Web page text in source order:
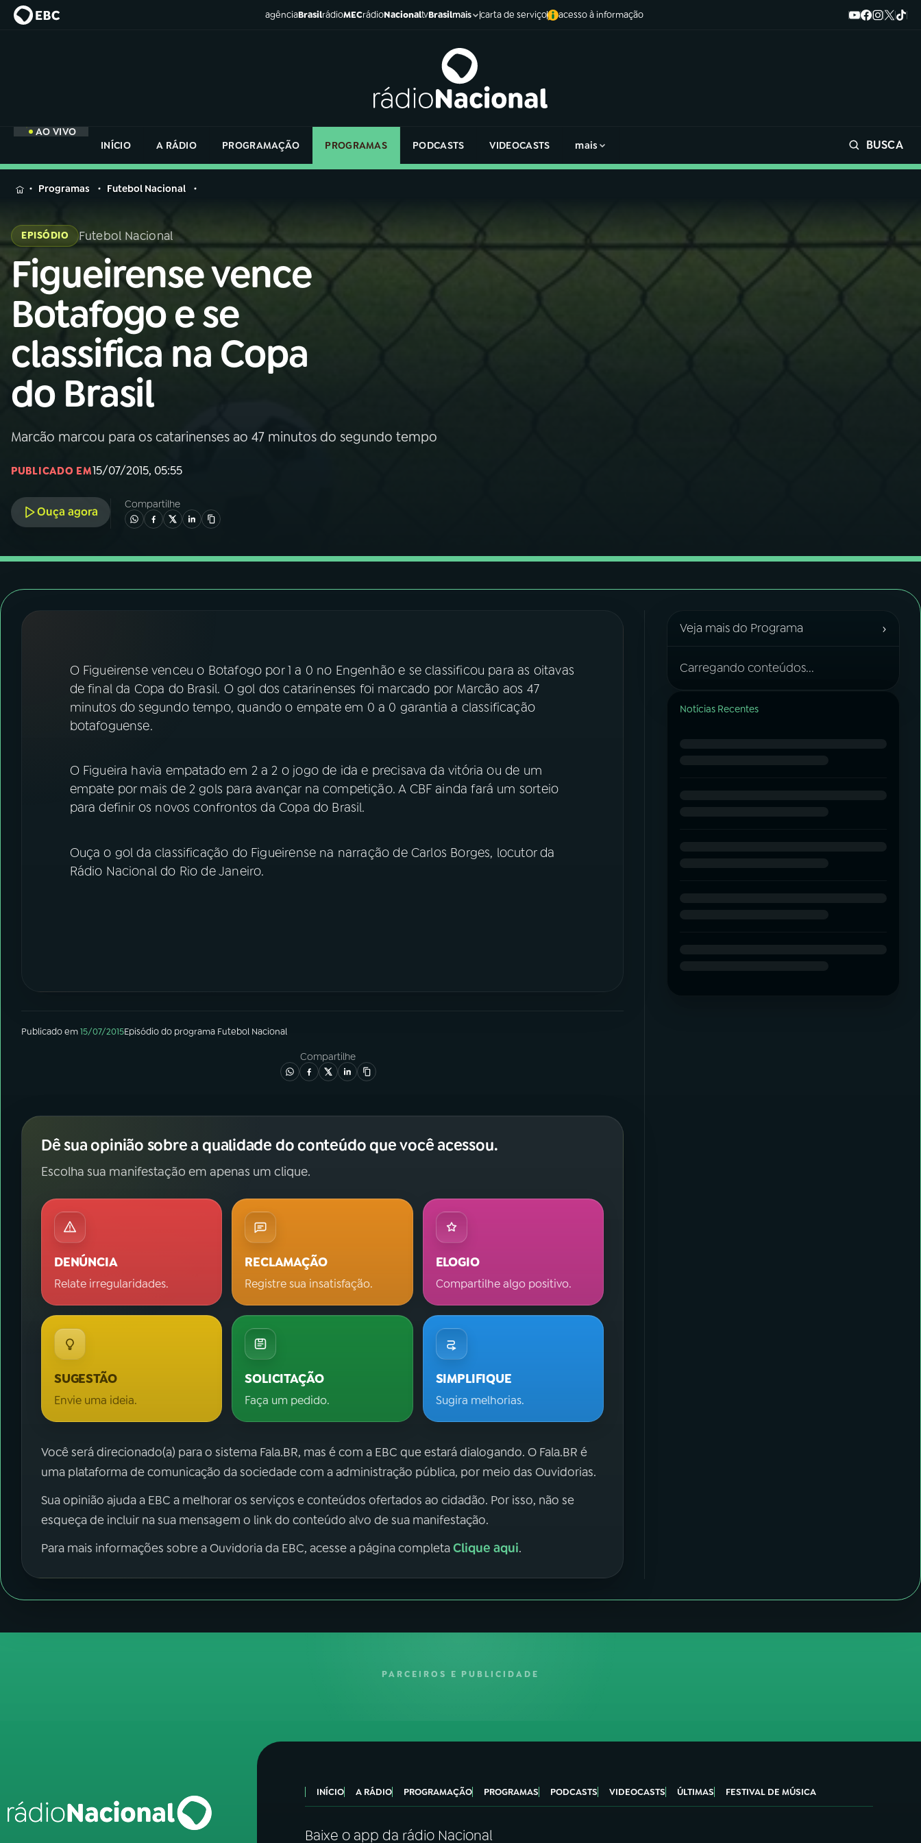
agênciaBrasilrádioMECrádioNacionaltvBrasilmais carta de serviço acesso à informação
AO VIVO
INÍCIO
A RÁDIO PROGRAMAÇÃO PROGRAMAS PODCASTS VIDEOCASTS mais BUSCA
MENU
Buscar
na
Rádio
Nacional
Buscar
01INÍCIO
02A RÁDIO
03PROGRAMAÇÃO
05PODCASTS
FESTIVAL DE MÚSICA
ACOMPANHE A RÁDIO NACIONAL
Instagram X
na
Rádio
Nacional
Programas Futebol Nacional
EPISÓDIO Futebol Nacional
Figueirense vence
Botafogo e se
classifica na Copa
do Brasil
Marcão marcou para os catarinenses ao 47 minutos do segundo tempo
PUBLICADO EM15/07/2015, 05:55
Ouça agora
Compartilhe
O Figueirense venceu o Botafogo por 1 a 0 no Engenhão e se classificou para as oitavas
de final da Copa do Brasil. O gol dos catarinenses foi marcado por Marcão aos 47
minutos do segundo tempo, quando o empate em 0 a 0 garantia a classificação
botafoguense.
O Figueira havia empatado em 2 a 2 o jogo de ida e precisava da vitória ou de um
empate por mais de 2 gols para avançar na competição. A CBF ainda fará um sorteio
para definir os novos confrontos da Copa do Brasil.
Ouça o gol da classificação do Figueirense na narração de Carlos Borges, locutor da
Rádio Nacional do Rio de Janeiro.
Publicado em15/07/2015Episódiodo programa Futebol Nacional
Compartilhe
Dê sua opinião sobre a qualidade do conteúdo que você acessou.
Escolha sua manifestação em apenas um clique.
DENÚNCIA
Relate irregularidades.
RECLAMAÇÃO
Registre sua insatisfação.
ELOGIO
Compartilhe algo positivo.
SUGESTÃO
Envie uma ideia.
SOLICITAÇÃO
Faça um pedido.
SIMPLIFIQUE
Sugira melhorias.
Você será direcionado(a) para o sistema Fala.BR, mas é com a EBC que estará dialogando. O Fala.BR é
uma plataforma de comunicação da sociedade com a administração pública, por meio das Ouvidorias.
Sua opinião ajuda a EBC a melhorar os serviços e conteúdos ofertados ao cidadão. Por isso, não se
esqueça de incluir na sua mensagem o link do conteúdo alvo de sua manifestação.
Para mais informações sobre a Ouvidoria da EBC, acesse a página completaClique aqui.
Veja mais do Programa ›
Carregando conteúdos...
Notícias Recentes
PARCEIROS E PUBLICIDADE
INÍCIO A RÁDIO PROGRAMAÇÃO PROGRAMAS PODCASTS VIDEOCASTS ÚLTIMAS FESTIVAL DE MÚSICA
Baixe o app da rádio Nacional